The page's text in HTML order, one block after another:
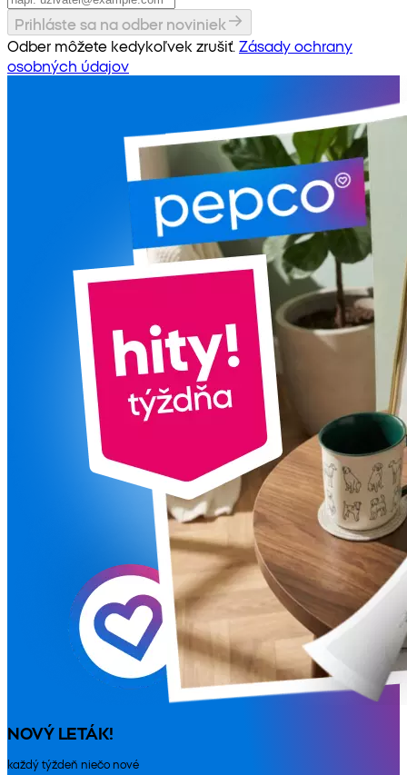
Prihláste sa na odber noviniek
Odber môžete kedykoľvek zrušiť. Zásady ochrany
osobných údajov
NOVÝ LETÁK!
každý týždeň niečo nové